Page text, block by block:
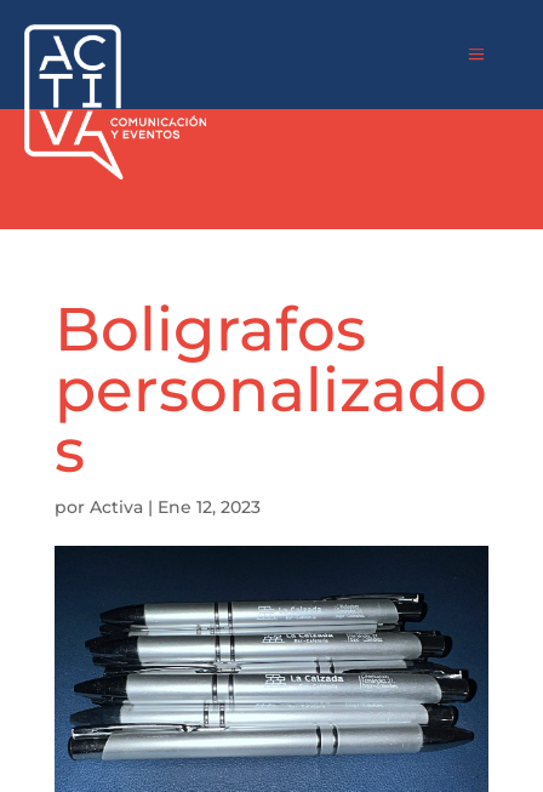
a
Boligrafos
personalizado
s
por Activa| Ene 12, 2023